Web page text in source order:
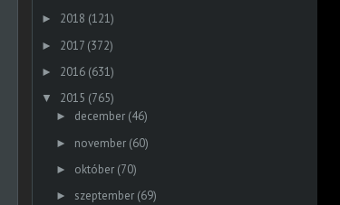
► 2018 (121)
► 2017 (372)
► 2016 (631)
▼ 2015 (765)
► december (46)
► november (60)
► október (70)
► szeptember (69)